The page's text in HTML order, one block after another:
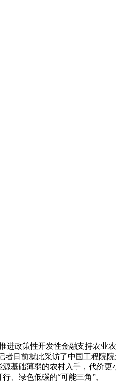
政策性开发性金融支持农业
日前就此采访了中国工程院
基础薄弱的农村入手，代价
、绿色低碳的“可能三角”。